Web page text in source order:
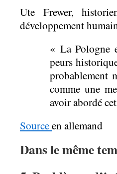
Ute Frewer,
développement
« La Pologne
peurs
probablement
comme une
avoir abordé
Sourceen allemand
Dans le même